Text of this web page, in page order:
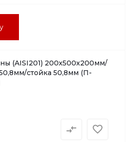
(AISI201) 200х500х200мм/
стойка 50,8мм (П-